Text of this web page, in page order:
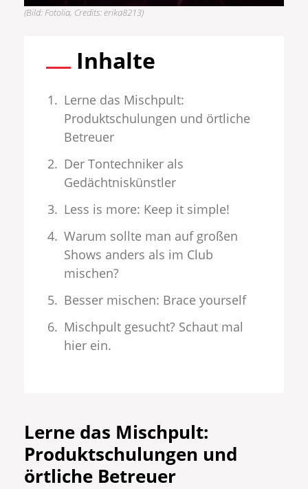
(Bild: Fotolia, Credits: erika8213)
Inhalte
Lerne das Mischpult:
Produktschulungen und örtliche
Betreuer
Der Tontechniker als
Gedächtniskünstler
Less is more: Keep it simple!
Warum sollte man auf großen
Shows anders als im Club
mischen?
Besser mischen: Brace yourself
Mischpult gesucht? Schaut mal
hier ein.
Lerne das Mischpult:
Produktschulungen und
örtliche Betreuer